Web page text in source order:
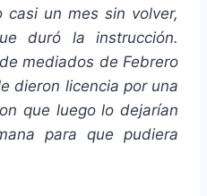
casi un mes sin volver,
duró la instrucción.
mediados de Febrero
dieron licencia por una
que luego lo dejarían
para que pudiera